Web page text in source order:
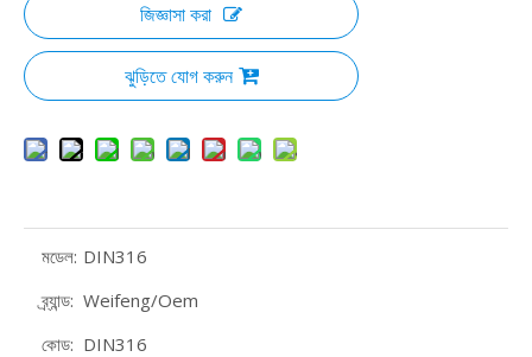
জিজ্ঞাসা করা
ঝুড়িতে যোগ করুন
মডেল: DIN316
ব্র্যান্ড: Weifeng/Oem
কোড: DIN316